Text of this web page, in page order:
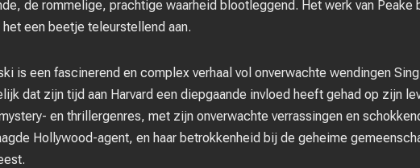
de rommelige, prachtige waarheid blootleggend. Het werk van Peake
een beetje teleurstellend aan.
is een fascinerend en complex verhaal vol onverwachte wendingen
dat zijn tijd aan Harvard een diepgaande invloed heeft gehad op zijn
en thrillergenres, met zijn onverwachte verrassingen en
Hollywood-agent, en haar betrokkenheid bij de geheime